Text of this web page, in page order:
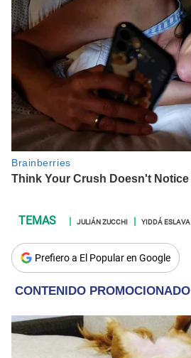
JULIÁN ZUCCHI YIDDÁ ESLAVA
Prefiero a El Popular en Google